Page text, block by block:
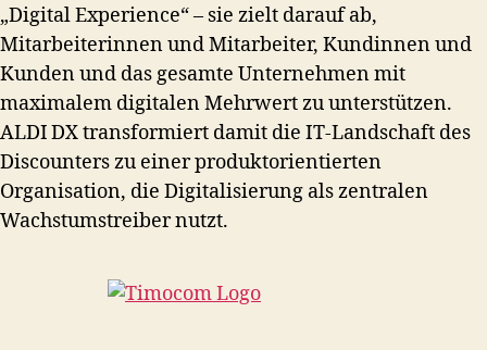
„Digital Experience“ – sie zielt darauf ab,
Mitarbeiterinnen und Mitarbeiter, Kundinnen und
Kunden und das gesamte Unternehmen mit
maximalem digitalen Mehrwert zu unterstützen.
ALDI DX transformiert damit die IT‑Landschaft des
Discounters zu einer produktorientierten
Organisation, die Digitalisierung als zentralen
Wachstumstreiber nutzt.